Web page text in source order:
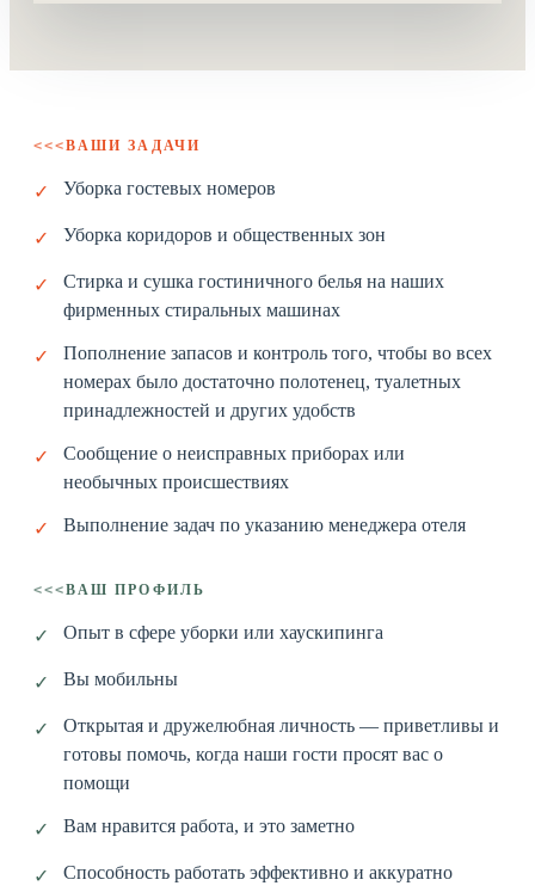
<<<ВАШИ ЗАДАЧИ
✓ Уборка гостевых номеров
✓ Уборка коридоров и общественных зон
✓
Стирка и сушка гостиничного белья на наших
фирменных стиральных машинах
✓
Пополнение запасов и контроль того, чтобы во всех
номерах было достаточно полотенец, туалетных
принадлежностей и других удобств
✓
Сообщение о неисправных приборах или
необычных происшествиях
✓ Выполнение задач по указанию менеджера отеля
<<<ВАШ ПРОФИЛЬ
✓ Опыт в сфере уборки или хаускипинга
✓ Вы мобильны
✓
Открытая и дружелюбная личность — приветливы и
готовы помочь, когда наши гости просят вас о
помощи
✓ Вам нравится работа, и это заметно
✓ Способность работать эффективно и аккуратно